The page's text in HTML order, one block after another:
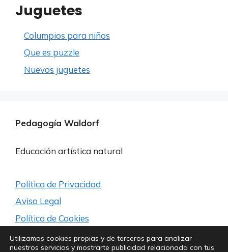
Juguetes
Columpios para niños
Que es puzzle
Nuevos juguetes
Pedagogía Waldorf
Educación artística natural
Política de Privacidad
Aviso Legal
Política de Cookies
Utilizamos cookies propias y de terceros para analizar
nuestros servicios y mostrarte publicidad relacionada con tus